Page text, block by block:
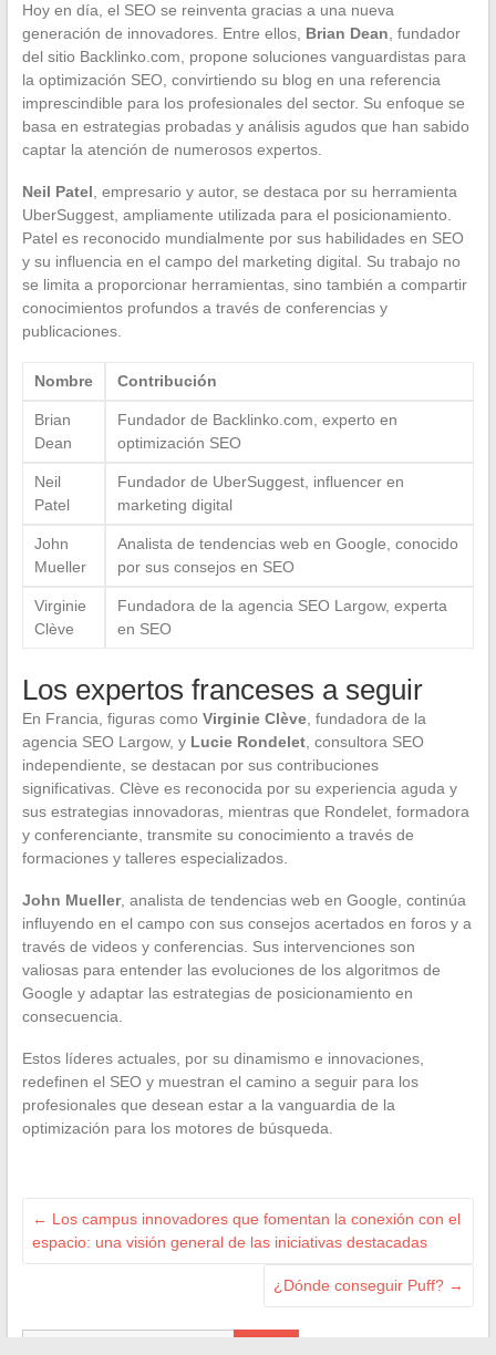
Hoy en día, el SEO se reinventa gracias a una nueva
generación de innovadores. Entre ellos, Brian Dean, fundador
del sitio Backlinko.com, propone soluciones vanguardistas para
la optimización SEO, convirtiendo su blog en una referencia
imprescindible para los profesionales del sector. Su enfoque se
basa en estrategias probadas y análisis agudos que han sabido
captar la atención de numerosos expertos.
Neil Patel, empresario y autor, se destaca por su herramienta
UberSuggest, ampliamente utilizada para el posicionamiento.
Patel es reconocido mundialmente por sus habilidades en SEO
y su influencia en el campo del marketing digital. Su trabajo no
se limita a proporcionar herramientas, sino también a compartir
conocimientos profundos a través de conferencias y
publicaciones.
Nombre Contribución
Brian
Dean
Fundador de Backlinko.com, experto en
optimización SEO
Neil
Patel
Fundador de UberSuggest, influencer en
marketing digital
John
Mueller
Analista de tendencias web en Google, conocido
por sus consejos en SEO
Virginie
Clève
Fundadora de la agencia SEO Largow, experta
en SEO
Los expertos franceses a seguir
En Francia, figuras como Virginie Clève, fundadora de la
agencia SEO Largow, y Lucie Rondelet, consultora SEO
independiente, se destacan por sus contribuciones
significativas. Clève es reconocida por su experiencia aguda y
sus estrategias innovadoras, mientras que Rondelet, formadora
y conferenciante, transmite su conocimiento a través de
formaciones y talleres especializados.
John Mueller, analista de tendencias web en Google, continúa
influyendo en el campo con sus consejos acertados en foros y a
través de videos y conferencias. Sus intervenciones son
valiosas para entender las evoluciones de los algoritmos de
Google y adaptar las estrategias de posicionamiento en
consecuencia.
Estos líderes actuales, por su dinamismo e innovaciones,
redefinen el SEO y muestran el camino a seguir para los
profesionales que desean estar a la vanguardia de la
optimización para los motores de búsqueda.
← Los campus innovadores que fomentan la conexión con el
espacio: una visión general de las iniciativas destacadas
¿Dónde conseguir Puff? →